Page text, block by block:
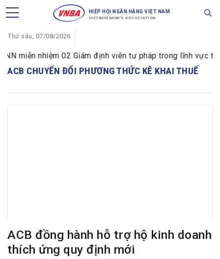
HIỆP HỘI NGÂN HÀNG VIỆT NAM
VIETNAM BANK'S ASSOCIATION
Thứ sáu, 07/08/2026
miễn nhiệm 02 Giám định viên tư pháp trong lĩnh vực tiền
ACB CHUYỂN ĐỔI PHƯƠNG THỨC KÊ KHAI THUẾ
ACB đồng hành hỗ trợ hộ kinh doanh
thích ứng quy định mới